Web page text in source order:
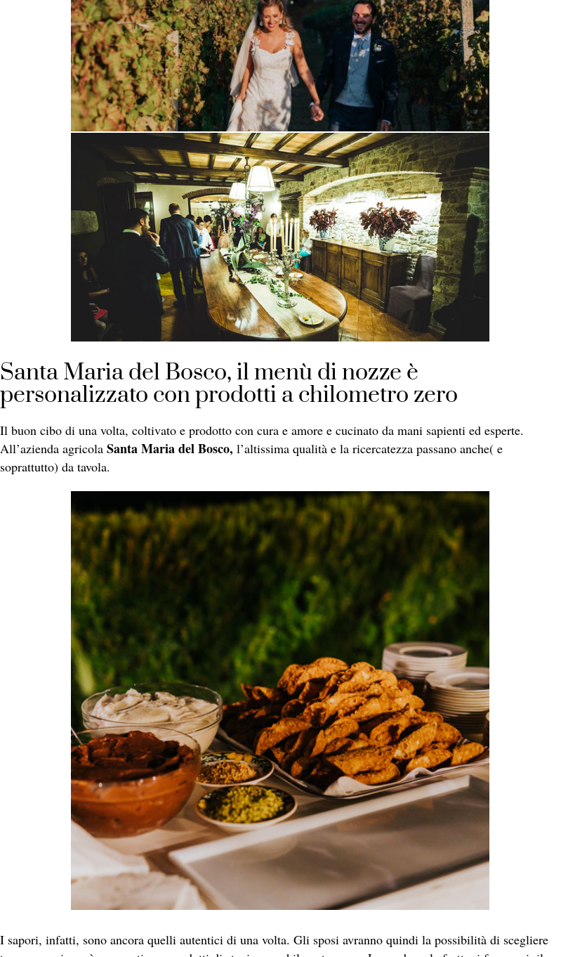
Santa Maria del Bosco, il menù di nozze è
personalizzato con prodotti a chilometro zero
Il buon cibo di una volta, coltivato e prodotto con cura e amore e cucinato da mani sapienti ed esperte.
All’azienda agricola Santa Maria del Bosco, l’altissima qualità e la ricercatezza passano anche( e
soprattutto) da tavola.
I sapori, infatti, sono ancora quelli autentici di una volta. Gli sposi avranno quindi la possibilità di scegliere